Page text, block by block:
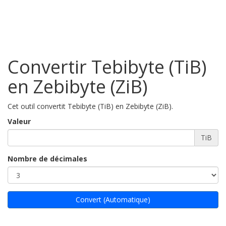
Convertir Tebibyte (TiB)
en Zebibyte (ZiB)
Cet outil convertit Tebibyte (TiB) en Zebibyte (ZiB).
Valeur
TiB
Nombre de décimales
Convert (Automatique)